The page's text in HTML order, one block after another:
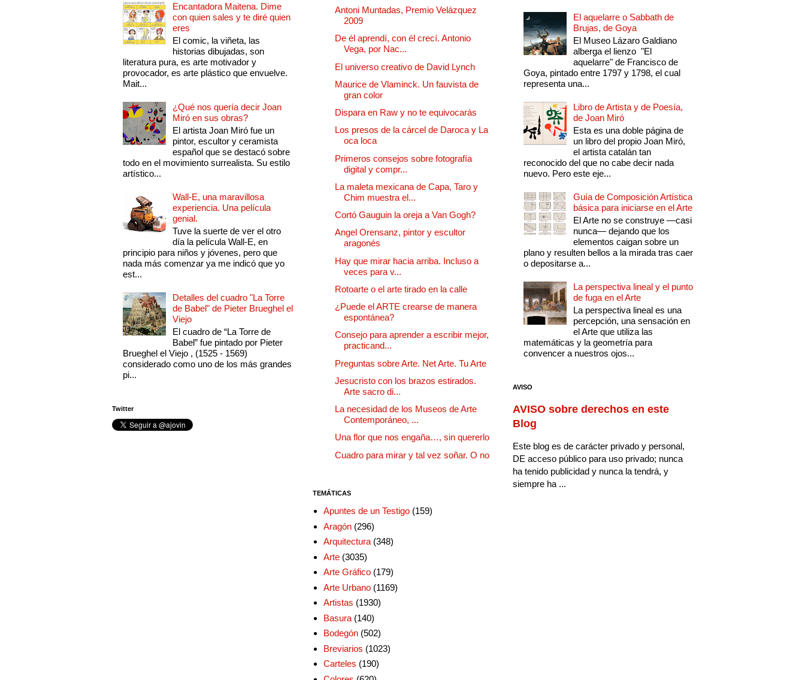
Encantadora Maitena. Dime
con quien sales y te diré quien
eres
El comic, la viñeta, las
historias dibujadas, son
literatura pura, es arte motivador y
provocador, es arte plástico que envuelve.
Mait...
¿Qué nos quería decir Joan
Miró en sus obras?
El artista Joan Miró fue un
pintor, escultor y ceramista
español que se destacó sobre
todo en el movimiento surrealista. Su estilo
artístico...
Wall-E, una maravillosa
experiencia. Una película
genial.
Tuve la suerte de ver el otro
día la película Wall-E, en
principio para niños y jóvenes, pero que
nada más comenzar ya me indicó que yo
est...
Detalles del cuadro "La Torre
de Babel" de Pieter Brueghel el
Viejo
El cuadro de “La Torre de
Babel” fue pintado por Pieter
Brueghel el Viejo , (1525 - 1569)
considerado como uno de los más grandes
pi...
Twitter
Antoni Muntadas, Premio Velázquez
2009
De él aprendí, con él crecí. Antonio
Vega, por Nac...
El universo creativo de David Lynch
Maurice de Vlaminck. Un fauvista de
gran color
Dispara en Raw y no te equivocarás
Los presos de la cárcel de Daroca y La
oca loca
Primeros consejos sobre fotografía
digital y compr...
La maleta mexicana de Capa, Taro y
Chim muestra el...
Cortó Gauguin la oreja a Van Gogh?
Angel Orensanz, pintor y escultor
aragonés
Hay que mirar hacia arriba. Incluso a
veces para v...
Rotoarte o el arte tirado en la calle
¿Puede el ARTE crearse de manera
espontánea?
Consejo para aprender a escribir mejor,
practicand...
Preguntas sobre Arte. Net Arte. Tu Arte
Jesucristo con los brazos estirados.
Arte sacro di...
La necesidad de los Museos de Arte
Contemporáneo, ...
Una flor que nos engaña…, sin quererlo
Cuadro para mirar y tal vez soñar. O no
TEMÁTICAS
Apuntes de un Testigo (159)
Aragón (296)
Arquitectura (348)
Arte (3035)
Arte Gráfico (179)
Arte Urbano (1169)
Artistas (1930)
Basura (140)
Bodegón (502)
Breviarios (1023)
Carteles (190)
El aquelarre o Sabbath de
Brujas, de Goya
El Museo Lázaro Galdiano
alberga el lienzo "El
aquelarre" de Francisco de
Goya, pintado entre 1797 y 1798, el cual
representa una...
Libro de Artista y de Poesía,
de Joan Miró
Esta es una doble página de
un libro del propio Joan Miró,
el artista catalán tan
reconocido del que no cabe decir nada
nuevo. Pero este eje...
Guía de Composición Artística
básica para iniciarse en el Arte
El Arte no se construye —casi
nunca— dejando que los
elementos caigan sobre un
plano y resulten bellos a la mirada tras caer
o depositarse a...
La perspectiva lineal y el punto
de fuga en el Arte
La perspectiva lineal es una
percepción, una sensación en
el Arte que utiliza las
matemáticas y la geometría para
convencer a nuestros ojos...
AVISO
AVISO sobre derechos en este
Blog
Este blog es de carácter privado y personal,
DE acceso público para uso privado; nunca
ha tenido publicidad y nunca la tendrá, y
siempre ha ...